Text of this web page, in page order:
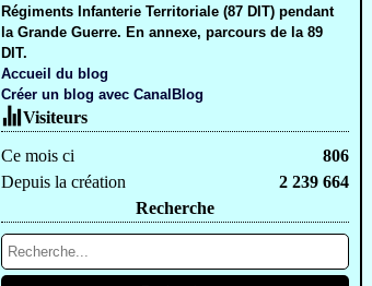
Régiments Infanterie Territoriale (87 DIT) pendant
la Grande Guerre. En annexe, parcours de la 89
DIT.
Accueil du blog
Créer un blog avec CanalBlog
Visiteurs
Ce mois ci
806
Depuis la création
2 239 664
Recherche